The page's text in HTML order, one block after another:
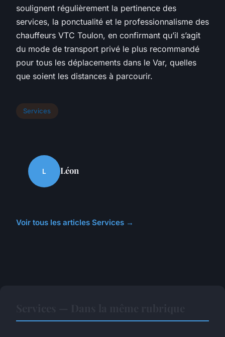
soulignent régulièrement la pertinence des
services, la ponctualité et le professionnalisme des
chauffeurs VTC Toulon, en confirmant qu’il s’agit
du mode de transport privé le plus recommandé
pour tous les déplacements dans le Var, quelles
que soient les distances à parcourir.
Services
L Léon
Voir tous les articles Services →